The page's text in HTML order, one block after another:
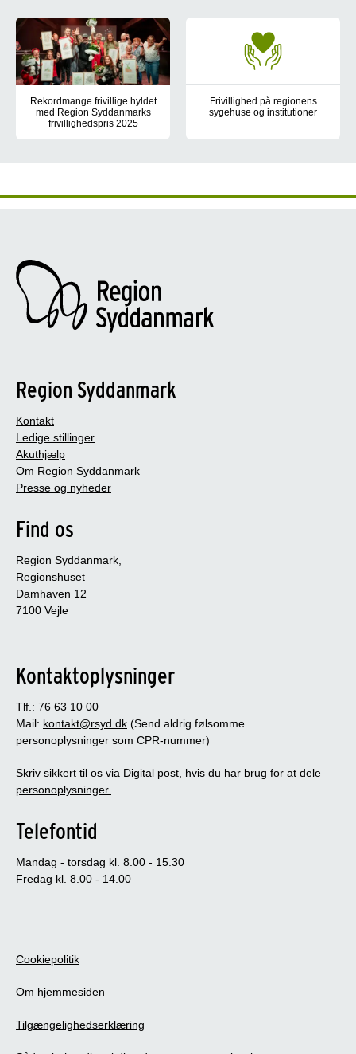
Rekordmange frivillige hyldet
med Region Syddanmarks
frivillighedspris 2025
Frivillighed på regionens
sygehuse og institutioner
Region Syddanmark
Kontakt
Ledige stillinger
Akuthjælp
Om Region Syddanmark
Presse og nyheder
Find os
Region Syddanmark,
Regionshuset
Damhaven 12
7100 Vejle
Kontaktoplysninger
Tlf.: 76 63 10 00
Mail: kontakt@rsyd.dk (Send aldrig følsomme
personoplysninger som CPR-nummer)
Skriv sikkert til os via Digital post, hvis du har brug for at dele
personoplysninger.
Telefontid
Mandag - torsdag kl. 8.00 - 15.30
Fredag kl. 8.00 - 14.00
Cookiepolitik
Om hjemmesiden
Tilgængelighedserklæring